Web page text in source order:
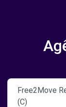
Free2Move
(C)